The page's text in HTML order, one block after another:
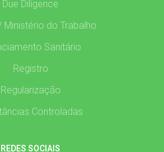
Due Diligence
Ministério do Trabalho
Sanitário
Registro
Regularização
Controladas
REDES SOCIAIS